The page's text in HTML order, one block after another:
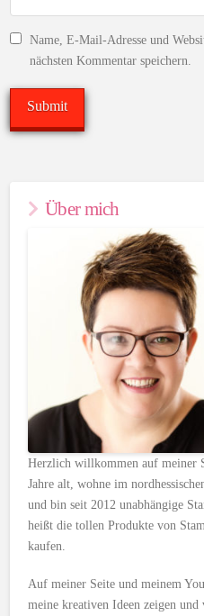
Name, E-Mail-Adresse und
nächsten Kommentar speichern.
Über mich
Herzlich willkommen auf meiner
Jahre alt, wohne im
und bin seit 2012 unabhängige
heißt die tollen Produkte von
kaufen.
Auf meiner Seite und meinem
meine kreativen Ideen zeigen